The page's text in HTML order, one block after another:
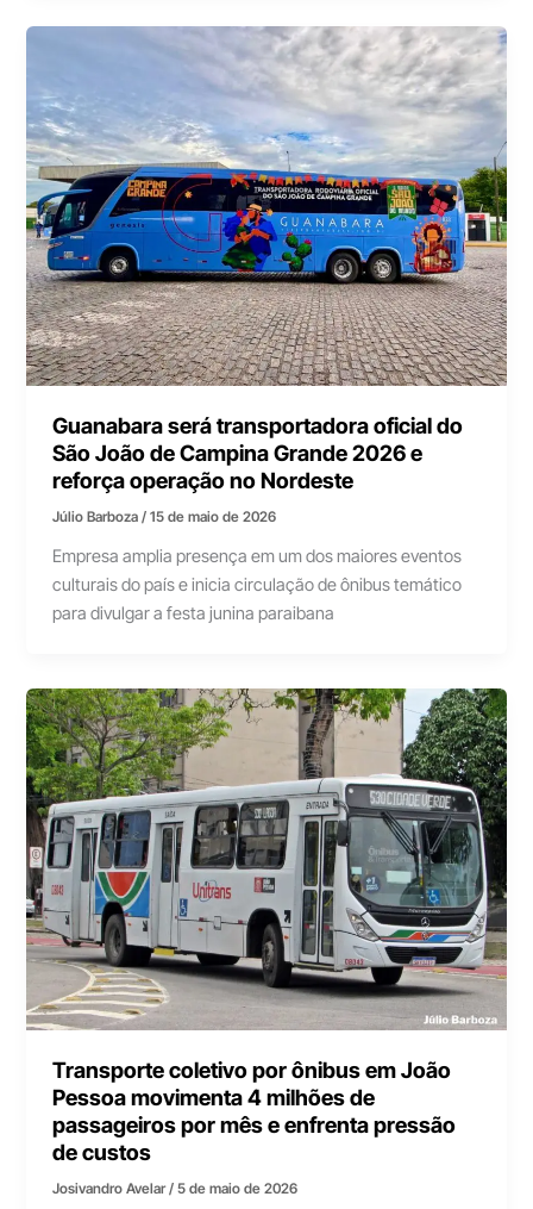
Guanabara será transportadora oficial do
São João de Campina Grande 2026 e
reforça operação no Nordeste
Júlio Barboza/15 de maio de 2026
Empresa amplia presença em um dos maiores eventos
culturais do país e inicia circulação de ônibus temático
para divulgar a festa junina paraibana
Transporte coletivo por ônibus em João
Pessoa movimenta 4 milhões de
passageiros por mês e enfrenta pressão
de custos
Josivandro Avelar/5 de maio de 2026